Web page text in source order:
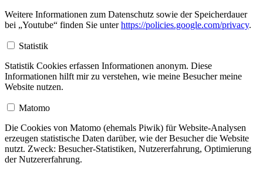
Weitere Informationen zum Datenschutz sowie der Speicherdauer
bei „Youtube“ finden Sie unterhttps://policies.google.com/privacy.
Statistik
Statistik Cookies erfassen Informationen anonym. Diese
Informationen hilft mir zu verstehen, wie meine Besucher meine
Website nutzen.
Matomo
Die Cookies von Matomo (ehemals Piwik) für Website-Analysen
erzeugen statistische Daten darüber, wie der Besucher die Website
nutzt. Zweck: Besucher-Statistiken, Nutzererfahrung, Optimierung
der Nutzererfahrung.